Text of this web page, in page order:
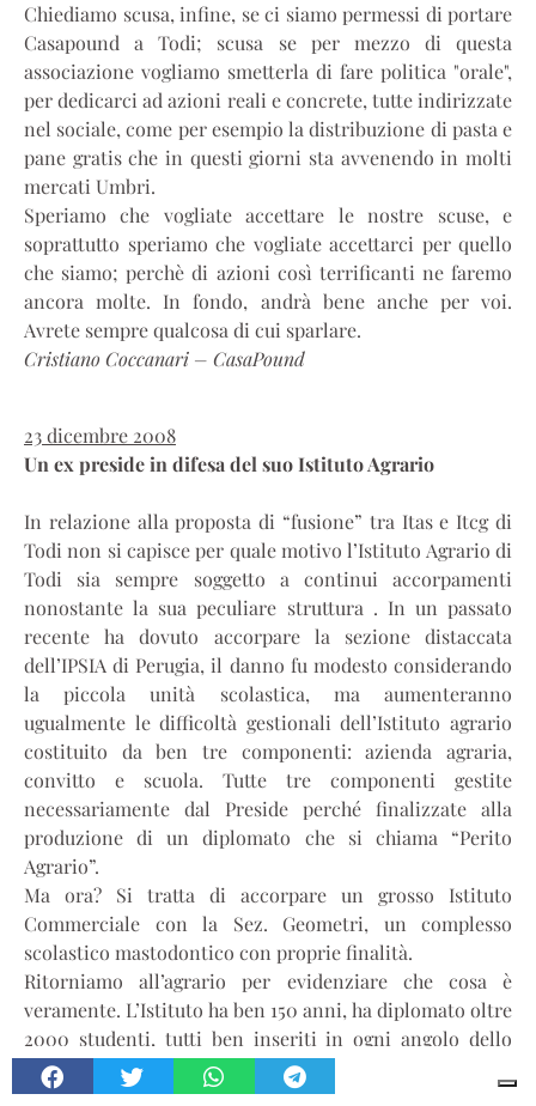
Chiediamo scusa, infine, se ci siamo permessi di portare
Casapound a Todi; scusa se per mezzo di questa
associazione vogliamo smetterla di fare politica "orale",
per dedicarci ad azioni reali e concrete, tutte indirizzate
nel sociale, come per esempio la distribuzione di pasta e
pane gratis che in questi giorni sta avvenendo in molti
mercati Umbri.
Speriamo che vogliate accettare le nostre scuse, e
soprattutto speriamo che vogliate accettarci per quello
che siamo; perchè di azioni così terrificanti ne faremo
ancora molte. In fondo, andrà bene anche per voi.
Avrete sempre qualcosa di cui sparlare.
Cristiano Coccanari – CasaPound
23 dicembre 2008
Un ex preside in difesa del suo Istituto Agrario
In relazione alla proposta di “fusione” tra Itas e Itcg di
Todi non si capisce per quale motivo l’Istituto Agrario di
Todi sia sempre soggetto a continui accorpamenti
nonostante la sua peculiare struttura . In un passato
recente ha dovuto accorpare la sezione distaccata
dell’IPSIA di Perugia, il danno fu modesto considerando
la piccola unità scolastica, ma aumenteranno
ugualmente le difficoltà gestionali dell’Istituto agrario
costituito da ben tre componenti: azienda agraria,
convitto e scuola. Tutte tre componenti gestite
necessariamente dal Preside perché finalizzate alla
produzione di un diplomato che si chiama “Perito
Agrario”.
Ma ora? Si tratta di accorpare un grosso Istituto
Commerciale con la Sez. Geometri, un complesso
scolastico mastodontico con proprie finalità.
Ritorniamo all’agrario per evidenziare che cosa è
veramente. L’Istituto ha ben 150 anni, ha diplomato oltre
2000 studenti, tutti ben inseriti in ogni angolo dello
scibile umano. E il Convitto con i suoi 90 studenti
(alcuni esclusi per mancanza di spazio) non ha forse una